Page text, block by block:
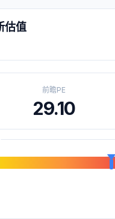
估值
前瞻PE
29.10